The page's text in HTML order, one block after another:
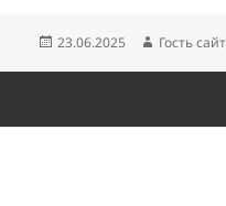
Опубликовано
23.06.2025 Автор
Гость